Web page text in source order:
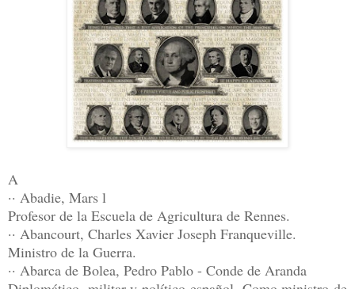
A
·· Abadie, Mars l
Profesor de la Escuela de Agricultura de Rennes.
·· Abancourt, Charles Xavier Joseph Franqueville.
Ministro de la Guerra.
·· Abarca de Bolea, Pedro Pablo - Conde de Aranda